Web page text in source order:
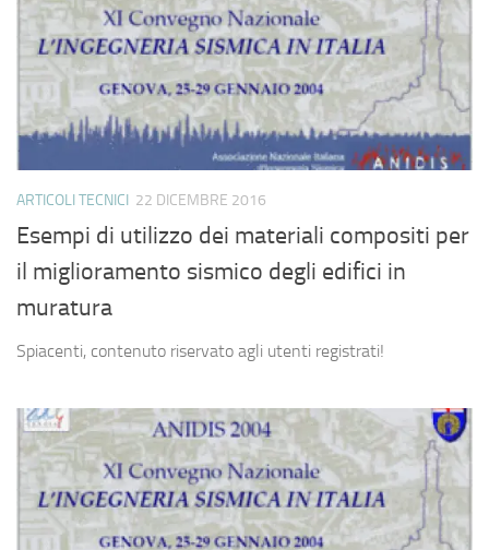
ARTICOLI TECNICI 22 DICEMBRE 2016
Esempi di utilizzo dei materiali compositi per
il miglioramento sismico degli edifici in
muratura
Spiacenti, contenuto riservato agli utenti registrati!